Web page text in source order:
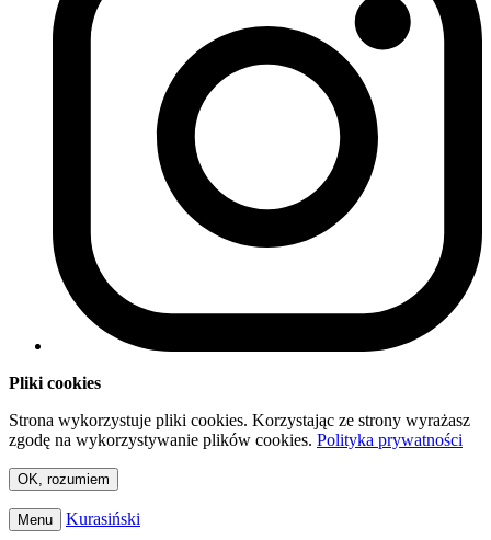
Pliki cookies
Strona wykorzystuje pliki cookies. Korzystając ze strony wyrażasz
zgodę na wykorzystywanie plików cookies. Polityka prywatności
OK, rozumiem
Menu Kurasiński